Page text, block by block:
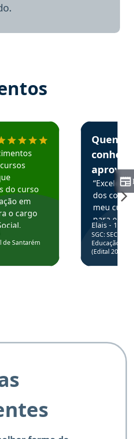
o Aprova Concursos em
do curso
em
o cargo
na
de Santarém
Estudante
Quem
aprova
dos
meu
para
colocar
através
de
Elais - 15/
SGC: SEC BA
Educação
(Edital